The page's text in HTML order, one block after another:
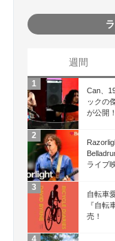
週間
Can、
ックの
が公開！
ライブ
自転車
『自転
売！